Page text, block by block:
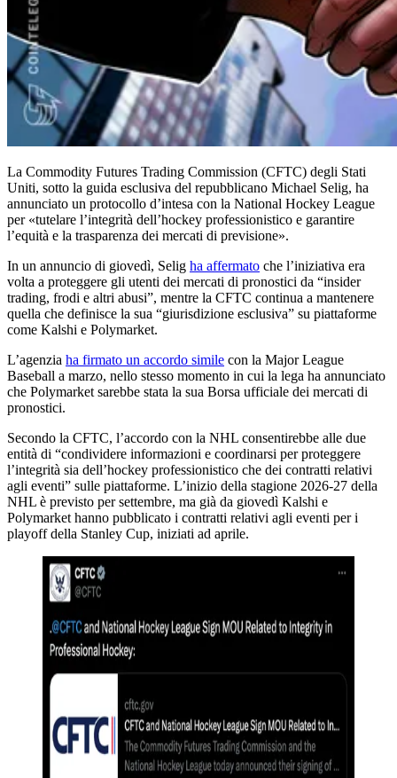
La Commodity Futures Trading Commission (CFTC) degli Stati
Uniti, sotto la guida esclusiva del repubblicano Michael Selig, ha
annunciato un protocollo d’intesa con la National Hockey League
per «tutelare l’integrità dell’hockey professionistico e garantire
l’equità e la trasparenza dei mercati di previsione».
In un annuncio di giovedì, Selig ha affermato che l’iniziativa era
volta a proteggere gli utenti dei mercati di pronostici da “insider
trading, frodi e altri abusi”, mentre la CFTC continua a mantenere
quella che definisce la sua “giurisdizione esclusiva” su piattaforme
come Kalshi e Polymarket.
L’agenzia ha firmato un accordo simile con la Major League
Baseball a marzo, nello stesso momento in cui la lega ha annunciato
che Polymarket sarebbe stata la sua Borsa ufficiale dei mercati di
pronostici.
Secondo la CFTC, l’accordo con la NHL consentirebbe alle due
entità di “condividere informazioni e coordinarsi per proteggere
l’integrità sia dell’hockey professionistico che dei contratti relativi
agli eventi” sulle piattaforme. L’inizio della stagione 2026-27 della
NHL è previsto per settembre, ma già da giovedì Kalshi e
Polymarket hanno pubblicato i contratti relativi agli eventi per i
playoff della Stanley Cup, iniziati ad aprile.